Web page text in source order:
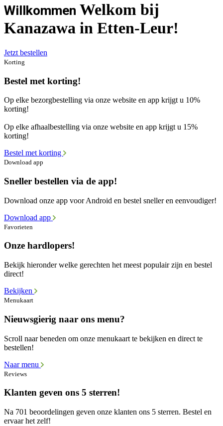
Willkommen Welkom bij
Kanazawa in Etten-Leur!
Jetzt bestellen
Korting
Bestel met korting!
Op elke bezorgbestelling via onze website en app krijgt u 10%
korting!
Op elke afhaalbestelling via onze website en app krijgt u 15%
korting!
Bestel met korting
Download app
Sneller bestellen via de app!
Download onze app voor Android en bestel sneller en eenvoudiger!
Download app
Favorieten
Onze hardlopers!
Bekijk hieronder welke gerechten het meest populair zijn en bestel
direct!
Bekijken
Menukaart
Nieuwsgierig naar ons menu?
Scroll naar beneden om onze menukaart te bekijken en direct te
bestellen!
Naar menu
Reviews
Klanten geven ons 5 sterren!
Na 701 beoordelingen geven onze klanten ons 5 sterren. Bestel en
ervaar het zelf!